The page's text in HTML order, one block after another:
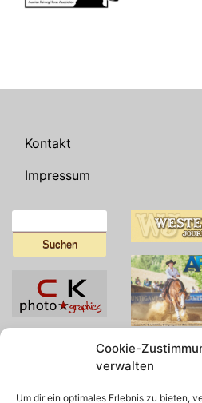
Cookie-
verwalten
Um dir ein optimales Erlebnis zu bieten,
Kontakt
Impressum
nach: